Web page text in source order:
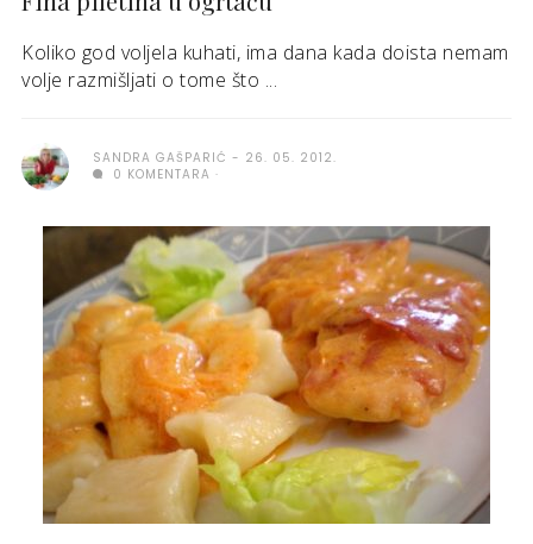
Koliko god voljela kuhati, ima dana kada doista nemam
volje razmišljati o tome što ...
SANDRA GAŠPARIĆ
26. 05. 2012.
0 KOMENTARA